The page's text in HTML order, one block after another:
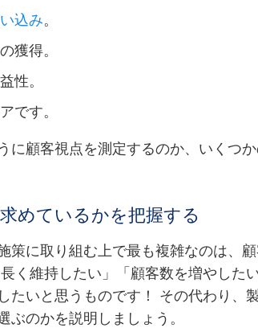
込み。
獲得。
性。
です。
に顧客視点を測定するのか、いくつ
めているかを把握する
策に取り組む上で最も複雑なのは、
く維持したい」「顧客数を増やした
たいと思うものです！ その代わり、
ぶのかを説明しましょう。